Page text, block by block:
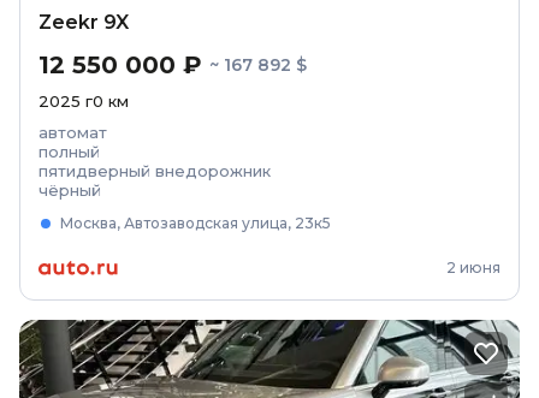
Zeekr 9X
12 550 000 ₽ ~ 167 892 $
2025 г0 км
автомат
полный
пятидверный внедорожник
чёрный
Москва, Автозаводская улица, 23к5
2 июня